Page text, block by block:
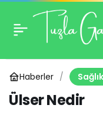
Haberler Sağlık
Ülser Nedir
Ülser Nedir